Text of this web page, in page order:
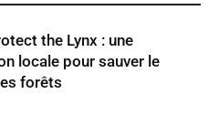
the Lynx : une
locale pour sauver le
forêts